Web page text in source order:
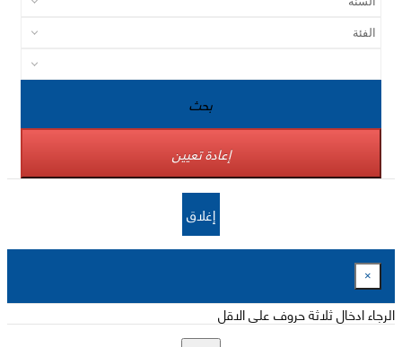
بحث
إعادة تعيين
إغلاق
×
الرجاء ادخال ثلاثة حروف على الاقل